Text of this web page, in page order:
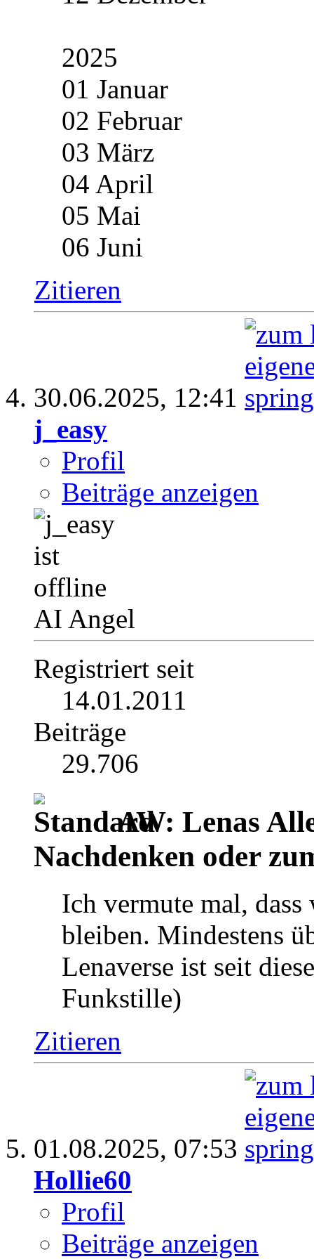
2025
01 Januar
02 Februar
03 März
04 April
05 Mai
06 Juni
Zitieren
30.06.2025, 12:41
j_easy
Profil
Beiträge anzeigen
AI Angel
Registriert seit
14.01.2011
Beiträge
29.706
AW: Lenas
Nachdenken oder
Ich vermute mal,
bleiben. Mindestens
Lenaverse ist seit
Funkstille)
Zitieren
01.08.2025, 07:53
Hollie60
Profil
Beiträge anzeigen